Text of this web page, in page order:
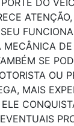
DO
MECÂNICA
SE
OU
MAIS